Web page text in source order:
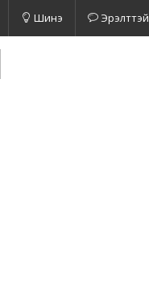
Шинэ Эрэлттэй